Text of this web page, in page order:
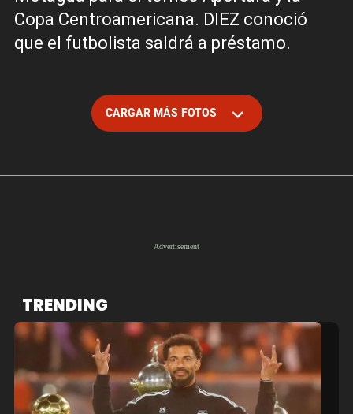
Copa Centroamericana. DIEZ conoció
que el futbolista saldrá a préstamo.
CARGAR MÁS FOTOS
TRENDING